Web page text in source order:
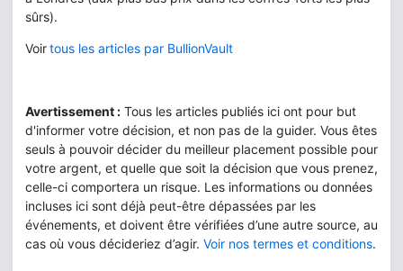
sûrs).
Voirtous les articles par BullionVault
Avertissement : Tous les articles publiés ici ont pour but
d'informer votre décision, et non pas de la guider. Vous êtes
seuls à pouvoir décider du meilleur placement possible pour
votre argent, et quelle que soit la décision que vous prenez,
celle-ci comportera un risque. Les informations ou données
incluses ici sont déjà peut-être dépassées par les
événements, et doivent être vérifiées d’une autre source, au
cas où vous décideriez d’agir. Voir nos termes et conditions.